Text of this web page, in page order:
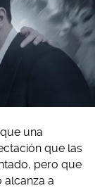
una
que las
pero que
alcanza a